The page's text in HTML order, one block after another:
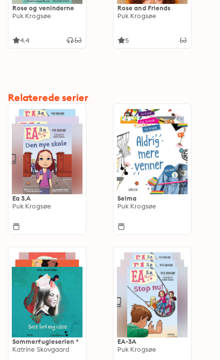
Rose og veninderne
Puk Krogsøe
4.4
Rose and Friends
Puk Krogsøe
5
Relaterede serier
Ea 3.A
Puk Krogsøe
Selma
Puk Krogsøe
Sommerfugleserien *
Katrine Skovgaard
EA-3A
Puk Krogsøe